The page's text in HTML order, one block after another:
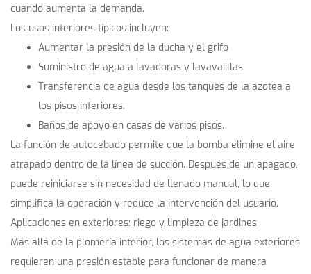
cuando aumenta la demanda.
Los usos interiores típicos incluyen:
Aumentar la presión de la ducha y el grifo
Suministro de agua a lavadoras y lavavajillas.
Transferencia de agua desde los tanques de la azotea a
los pisos inferiores.
Baños de apoyo en casas de varios pisos.
La función de autocebado permite que la bomba elimine el aire
atrapado dentro de la línea de succión. Después de un apagado,
puede reiniciarse sin necesidad de llenado manual, lo que
simplifica la operación y reduce la intervención del usuario.
Aplicaciones en exteriores: riego y limpieza de jardines
Más allá de la plomería interior, los sistemas de agua exteriores
requieren una presión estable para funcionar de manera